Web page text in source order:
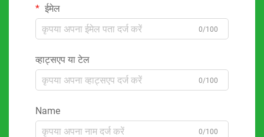
ईमेल
0/100
व्हाट्सएप या टेल
0/100
Name
0/100